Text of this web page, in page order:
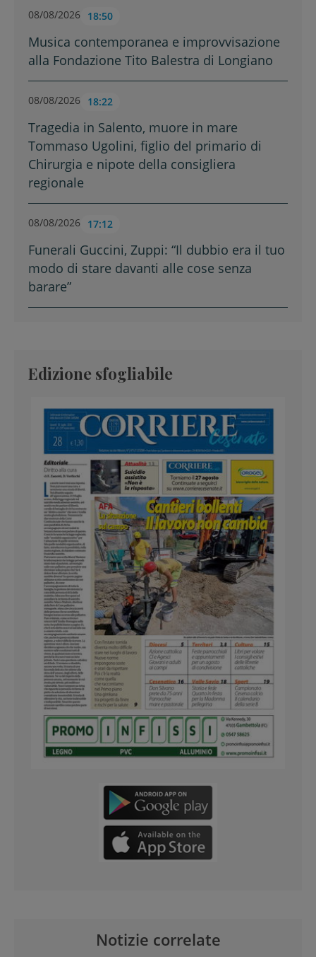
08/08/2026 18:50
Musica contemporanea e improvvisazione
alla Fondazione Tito Balestra di Longiano
08/08/2026 18:22
Tragedia in Salento, muore in mare
Tommaso Ugolini, figlio del primario di
Chirurgia e nipote della consigliera
regionale
08/08/2026 17:12
Funerali Guccini, Zuppi: “Il dubbio era il tuo
modo di stare davanti alle cose senza
barare”
Edizione sfogliabile
Notizie correlate